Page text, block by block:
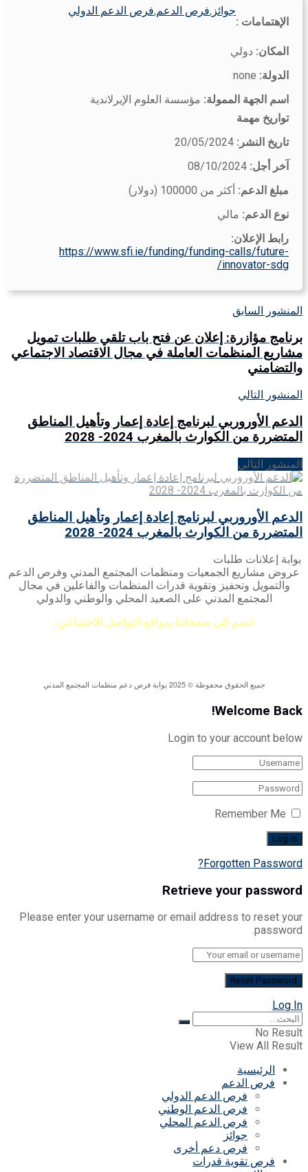
الإهتمامات :
جوائز ,فرص الدعم,فرص الدعم الدولي
المكان: دولي
الدولة: none
اسم الجهة الممولة: مؤسسة العلوم الإيرلاندية
تواريخ مهمة
تاريخ النشر: 20/05/2024
آخر أجل: 08/10/2024
مبلغ الدعم: أكثر من 100000 (دولار)
نوع الدعم: مالي
رابط الإعلان:
https://www.sfi.ie/funding/funding-calls/future-
innovator-sdg/
المنشور السابق
برنامج مؤازرة: إعلان عن فتح باب تلقي طلبات تمويل
مشاريع المنظمات العاملة في مجال الاقتصاد الاجتماعي
والتضامني
المنشور التالي
الدعم الأوروربي لبرنامج إعادة إعمار وتأهيل المناطق
المتضررة من الكوارث بالمغرب 2024- 2028
المنشور التالي
الدعم الأوروربي لبرنامج إعادة إعمار وتأهيل المناطق
المتضررة من الكوارث بالمغرب 2024- 2028
بوابة إعلانات طلبات
عروض مشاريع الجمعيات ومنظمات المجتمع المدني وفرص الدعم
والتمويل وتحفيز وتقوية قدرات المنظمات والفاعلين في مجال
المجتمع المدني على الصعيد المحلي والوطني والدولي
انضم إلى صفحاتنا بمواقع التواصل الاجتماعي:
جميع الحقوق محفوظة © 2025 بوابة فرص دعم منظمات المجتمع المدني
Welcome Back!
Login to your account below
Remember Me
Forgotten Password?
Retrieve your password
Please enter your username or email address to reset your
password.
Log In
No Result
View All Result
الرئيسية
فرص الدعم
فرص الدعم الدولي
فرص الدعم الوطني
فرص الدعم المحلي
جوائز
فرص دعم أخرى
فرص تقوية قدرات